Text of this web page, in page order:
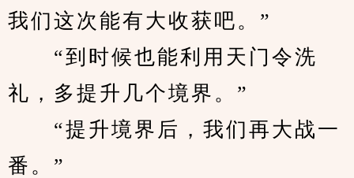
我们这次能有大收获吧。”
“到时候也能利用天门令洗
礼，多提升几个境界。”
“提升境界后，我们再大战一
番。”